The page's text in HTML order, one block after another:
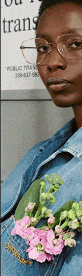
SASSARI
Guardia di
assegnati
Alghero,
4 Agosto 2026, 18:29
Cerca
Cerca